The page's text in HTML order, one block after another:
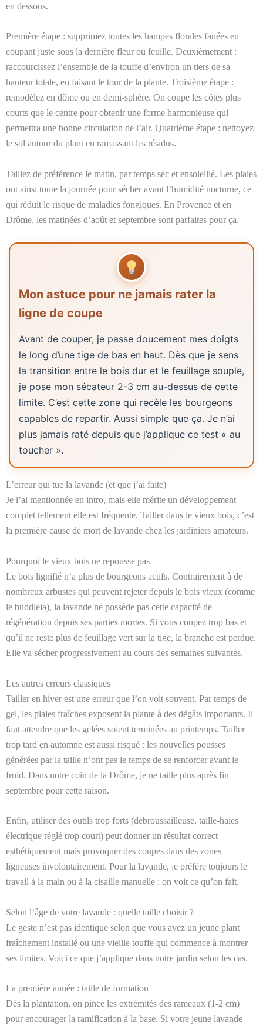
en dessous.
Première étape : supprimez toutes les hampes florales fanées en
coupant juste sous la dernière fleur ou feuille. Deuxièmement :
raccourcissez l’ensemble de la touffe d’environ un tiers de sa
hauteur totale, en faisant le tour de la plante. Troisième étape :
remodèlez en dôme ou en demi-sphère. On coupe les côtés plus
courts que le centre pour obtenir une forme harmonieuse qui
permettra une bonne circulation de l’air. Quatrième étape : nettoyez
le sol autour du plant en ramassant les résidus.
Taillez de préférence le matin, par temps sec et ensoleillé. Les plaies
ont ainsi toute la journée pour sécher avant l’humidité nocturne, ce
qui réduit le risque de maladies fongiques. En Provence et en
Drôme, les matinées d’août et septembre sont parfaites pour ça.
Mon astuce pour ne jamais rater la
ligne de coupe
Avant de couper, je passe doucement mes doigts
le long d’une tige de bas en haut. Dès que je sens
la transition entre le bois dur et le feuillage souple,
je pose mon sécateur 2-3 cm au-dessus de cette
limite. C’est cette zone qui recèle les bourgeons
capables de repartir. Aussi simple que ça. Je n’ai
plus jamais raté depuis que j’applique ce test « au
toucher ».
L’erreur qui tue la lavande (et que j’ai faite)
Je l’ai mentionnée en intro, mais elle mérite un développement
complet tellement elle est fréquente. Tailler dans le vieux bois, c’est
la première cause de mort de lavande chez les jardiniers amateurs.
Pourquoi le vieux bois ne repousse pas
Le bois lignifié n’a plus de bourgeons actifs. Contrairement à de
nombreux arbustes qui peuvent rejeter depuis le bois vieux (comme
le buddleia), la lavande ne possède pas cette capacité de
régénération depuis ses parties mortes. Si vous coupez trop bas et
qu’il ne reste plus de feuillage vert sur la tige, la branche est perdue.
Elle va sécher progressivement au cours des semaines suivantes.
Les autres erreurs classiques
Tailler en hiver est une erreur que l’on voit souvent. Par temps de
gel, les plaies fraîches exposent la plante à des dégâts importants. Il
faut attendre que les gelées soient terminées au printemps. Tailler
trop tard en automne est aussi risqué : les nouvelles pousses
générées par la taille n’ont pas le temps de se renforcer avant le
froid. Dans notre coin de la Drôme, je ne taille plus après fin
septembre pour cette raison.
Enfin, utiliser des outils trop forts (débroussailleuse, taille-haies
électrique réglé trop court) peut donner un résultat correct
esthétiquement mais provoquer des coupes dans des zones
ligneuses involontairement. Pour la lavande, je préfère toujours le
travail à la main ou à la cisaille manuelle : on voit ce qu’on fait.
Selon l’âge de votre lavande : quelle taille choisir ?
Le geste n’est pas identique selon que vous avez un jeune plant
fraîchement installé ou une vieille touffe qui commence à montrer
ses limites. Voici ce que j’applique dans notre jardin selon les cas.
La première année : taille de formation
Dès la plantation, on pince les extrémités des rameaux (1-2 cm)
pour encourager la ramification à la base. Si votre jeune lavande